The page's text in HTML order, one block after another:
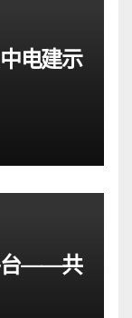
电建示
台——共